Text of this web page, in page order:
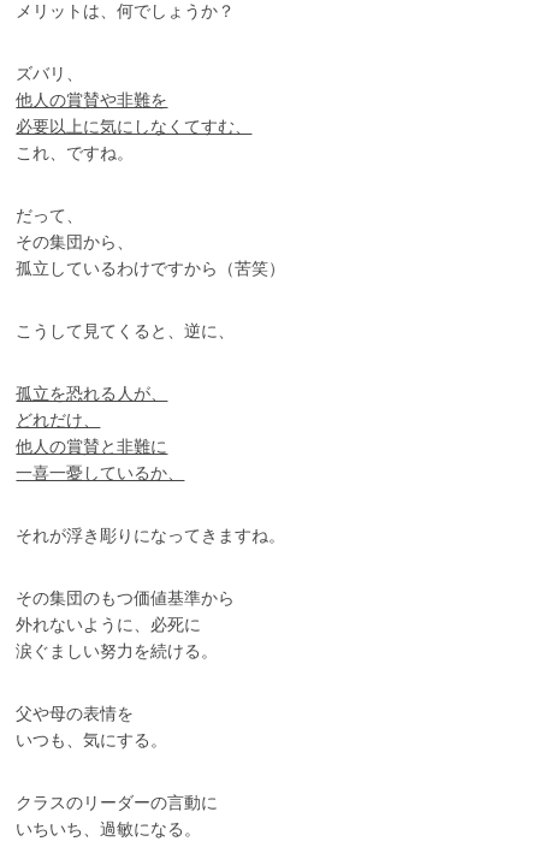
メリットは、何でしょうか？
ズバリ、
他人の賞賛や非難を
必要以上に気にしなくてすむ、
これ、ですね。
だって、
その集団から、
孤立しているわけですから（苦笑）
こうして見てくると、逆に、
孤立を恐れる人が、
どれだけ、
他人の賞賛と非難に
一喜一憂しているか、
それが浮き彫りになってきますね。
その集団のもつ価値基準から
外れないように、必死に
涙ぐましい努力を続ける。
父や母の表情を
いつも、気にする。
クラスのリーダーの言動に
いちいち、過敏になる。